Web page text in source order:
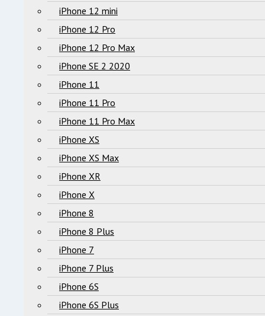
iPhone 12 mini
iPhone 12 Pro
iPhone 12 Pro Max
iPhone SE 2 2020
iPhone 11
iPhone 11 Pro
iPhone 11 Pro Max
iPhone XS
iPhone XS Max
iPhone XR
iPhone X
iPhone 8
iPhone 8 Plus
iPhone 7
iPhone 7 Plus
iPhone 6S
iPhone 6S Plus